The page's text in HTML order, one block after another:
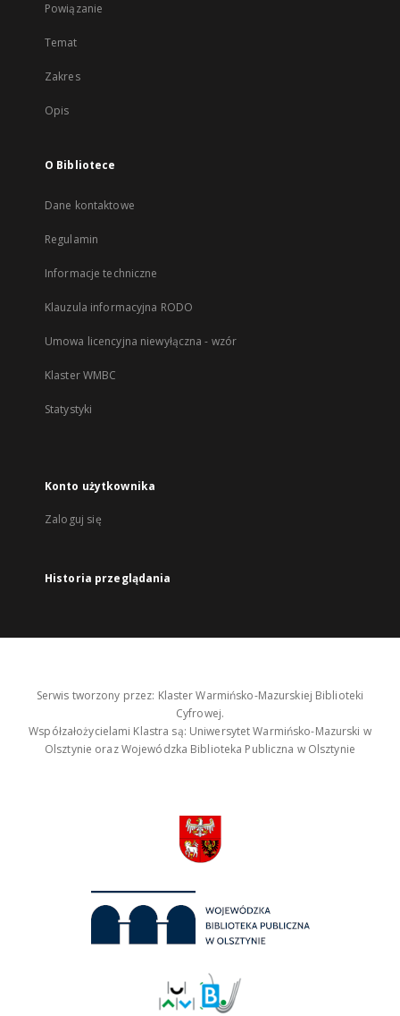
Powiązanie
Temat
Zakres
Opis
O Bibliotece
Dane kontaktowe
Regulamin
Informacje techniczne
Klauzula informacyjna RODO
Umowa licencyjna niewyłączna - wzór
Klaster WMBC
Statystyki
Konto użytkownika
Zaloguj się
Historia przeglądania
Serwis tworzony przez: Klaster Warmińsko-Mazurskiej Biblioteki
Cyfrowej.
Współzałożycielami Klastra są: Uniwersytet Warmińsko-Mazurski w
Olsztynie oraz Wojewódzka Biblioteka Publiczna w Olsztynie